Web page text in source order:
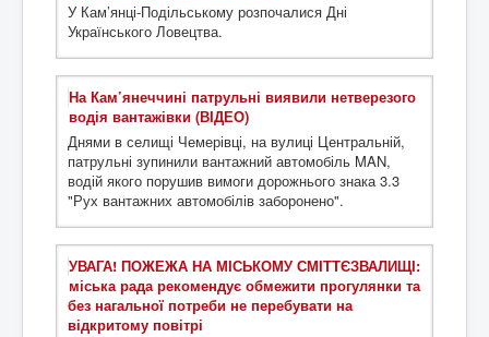
У Кам’янці-Подільському розпочалися Дні
Українського Ловецтва.
На Кам’янеччині патрульні виявили нетверезого
водія вантажівки (ВІДЕО)
Днями в селищі Чемерівці, на вулиці Центральній,
патрульні зупинили вантажний автомобіль MAN,
водій якого порушив вимоги дорожнього знака 3.3
"Рух вантажних автомобілів заборонено".
УВАГА! ПОЖЕЖА НА МІСЬКОМУ СМІТТЄЗВАЛИЩІ:
міська рада рекомендує обмежити прогулянки та
без нагальної потреби не перебувати на
відкритому повітрі